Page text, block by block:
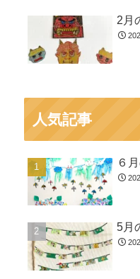
2月
人気記事
６
5月